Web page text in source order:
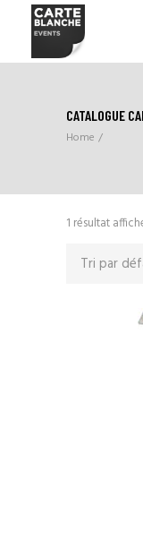
CATALOGUE
1 résultat
Tri par